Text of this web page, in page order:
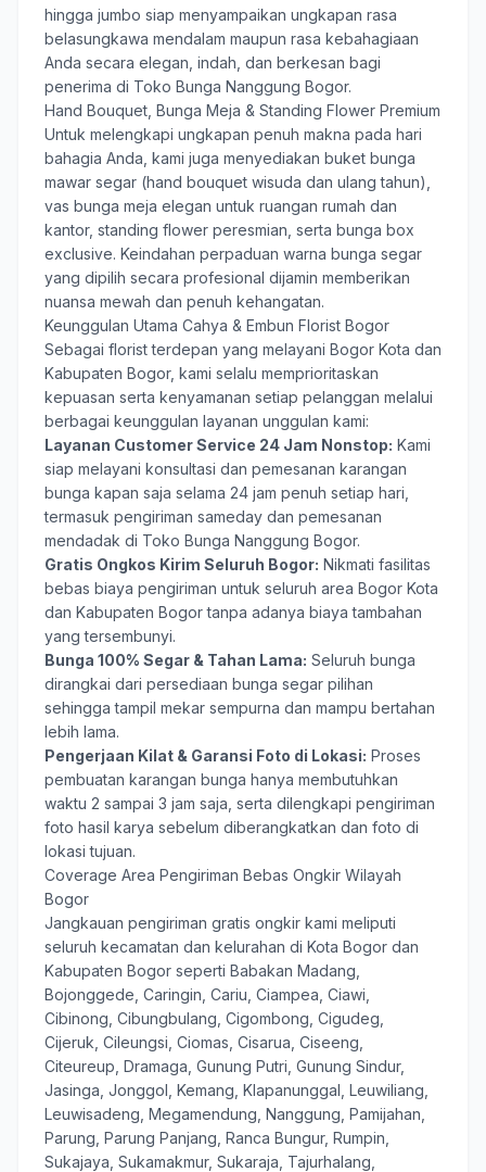
hingga jumbo siap menyampaikan ungkapan rasa
belasungkawa mendalam maupun rasa kebahagiaan
Anda secara elegan, indah, dan berkesan bagi
penerima di Toko Bunga Nanggung Bogor.
Hand Bouquet, Bunga Meja & Standing Flower Premium
Untuk melengkapi ungkapan penuh makna pada hari
bahagia Anda, kami juga menyediakan buket bunga
mawar segar (hand bouquet wisuda dan ulang tahun),
vas bunga meja elegan untuk ruangan rumah dan
kantor, standing flower peresmian, serta bunga box
exclusive. Keindahan perpaduan warna bunga segar
yang dipilih secara profesional dijamin memberikan
nuansa mewah dan penuh kehangatan.
Keunggulan Utama Cahya & Embun Florist Bogor
Sebagai florist terdepan yang melayani Bogor Kota dan
Kabupaten Bogor, kami selalu memprioritaskan
kepuasan serta kenyamanan setiap pelanggan melalui
berbagai keunggulan layanan unggulan kami:
Layanan Customer Service 24 Jam Nonstop: Kami
siap melayani konsultasi dan pemesanan karangan
bunga kapan saja selama 24 jam penuh setiap hari,
termasuk pengiriman sameday dan pemesanan
mendadak di Toko Bunga Nanggung Bogor.
Gratis Ongkos Kirim Seluruh Bogor: Nikmati fasilitas
bebas biaya pengiriman untuk seluruh area Bogor Kota
dan Kabupaten Bogor tanpa adanya biaya tambahan
yang tersembunyi.
Bunga 100% Segar & Tahan Lama: Seluruh bunga
dirangkai dari persediaan bunga segar pilihan
sehingga tampil mekar sempurna dan mampu bertahan
lebih lama.
Pengerjaan Kilat & Garansi Foto di Lokasi: Proses
pembuatan karangan bunga hanya membutuhkan
waktu 2 sampai 3 jam saja, serta dilengkapi pengiriman
foto hasil karya sebelum diberangkatkan dan foto di
lokasi tujuan.
Coverage Area Pengiriman Bebas Ongkir Wilayah
Bogor
Jangkauan pengiriman gratis ongkir kami meliputi
seluruh kecamatan dan kelurahan di Kota Bogor dan
Kabupaten Bogor seperti Babakan Madang,
Bojonggede, Caringin, Cariu, Ciampea, Ciawi,
Cibinong, Cibungbulang, Cigombong, Cigudeg,
Cijeruk, Cileungsi, Ciomas, Cisarua, Ciseeng,
Citeureup, Dramaga, Gunung Putri, Gunung Sindur,
Jasinga, Jonggol, Kemang, Klapanunggal, Leuwiliang,
Leuwisadeng, Megamendung, Nanggung, Pamijahan,
Parung, Parung Panjang, Ranca Bungur, Rumpin,
Sukajaya, Sukamakmur, Sukaraja, Tajurhalang,